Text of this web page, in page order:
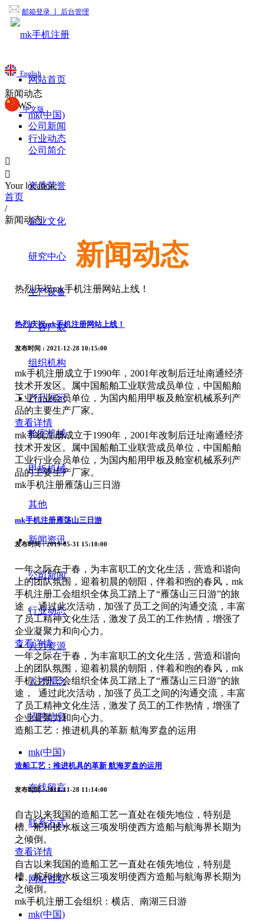
邮箱登录 丨 后台管理
网站首页
mk(中国)
公司简介
资质荣誉
企业文化
研究中心
生产设备
厂容厂貌
组织机构
产品展示
舱室机械
甲板机械
其他
新闻资讯
公司新闻
行业动态
人力资源
人才理念
招聘信息
mk(中国)
在线留言
联系方式
网站首页
mk(中国)
English
中文版
新闻动态
NEWS
公司新闻
行业动态


Your location:
首页
/
新闻动态
新闻动态
热烈庆祝mk手机注册网站上线！
热烈庆祝mk手机注册网站上线！
发布时间 : 2021-12-28 10:15:00
mk手机注册成立于1990年，2001年改制后迁址南通经济
技术开发区。属中国船舶工业联营成员单位，中国船舶
工业行业会员单位，为国内船用甲板及舱室机械系列产
品的主要生产厂家。
查看详情
mk手机注册成立于1990年，2001年改制后迁址南通经济
技术开发区。属中国船舶工业联营成员单位，中国船舶
工业行业会员单位，为国内船用甲板及舱室机械系列产
品的主要生产厂家。
mk手机注册雁荡山三日游
mk手机注册雁荡山三日游
发布时间: 2019-05-31 15:10:00
一年之际在于春，为丰富职工的文化生活，营造和谐向
上的团队氛围，迎着初晨的朝阳，伴着和煦的春风，mk
手机注册工会组织全体员工踏上了“雁荡山三日游”的旅
途， 通过此次活动，加强了员工之间的沟通交流，丰富
了员工精神文化生活，激发了员工的工作热情，增强了
企业凝聚力和向心力。
查看详情
一年之际在于春，为丰富职工的文化生活，营造和谐向
上的团队氛围，迎着初晨的朝阳，伴着和煦的春风，mk
手机注册工会组织全体员工踏上了“雁荡山三日游”的旅
途， 通过此次活动，加强了员工之间的沟通交流，丰富
了员工精神文化生活，激发了员工的工作热情，增强了
企业凝聚力和向心力。
造船工艺：推进机具的革新 航海罗盘的运用
造船工艺：推进机具的革新 航海罗盘的运用
发布时间: 2018-11-28 11:14:00
自古以来我国的造船工艺一直处在领先地位，特别是
槽、舵和披水板这三项发明使西方造船与航海界长期为
之倾倒。
查看详情
自古以来我国的造船工艺一直处在领先地位，特别是
槽、舵和披水板这三项发明使西方造船与航海界长期为
之倾倒。
mk手机注册工会组织：横店、南湖三日游